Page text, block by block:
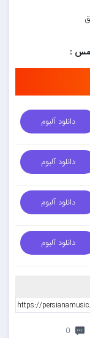
:
دانلود آلبوم
دانلود آلبوم
دانلود آلبوم
دانلود آلبوم
0